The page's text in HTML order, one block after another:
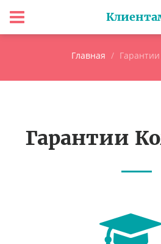
Главная
Гарантии